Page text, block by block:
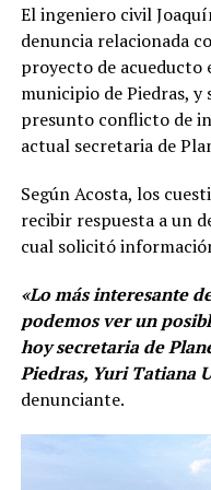
El ingeniero civil
denuncia relacionada
proyecto de acueducto
municipio de Piedras, y
presunto conflicto de
actual secretaria de
Según Acosta, los
recibir respuesta a un
cual solicitó
«Lo más interesante
podemos ver un
hoy secretaria de
Piedras, Yuri Tatiana
denunciante.